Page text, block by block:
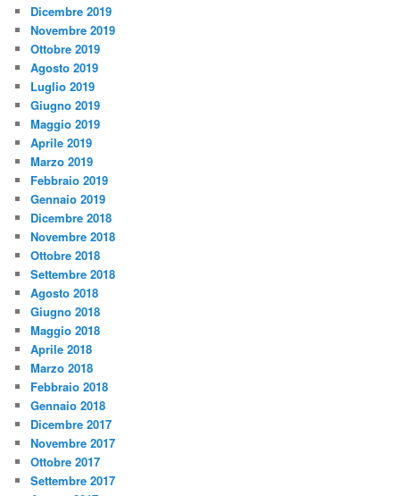
Dicembre 2019
Novembre 2019
Ottobre 2019
Agosto 2019
Luglio 2019
Giugno 2019
Maggio 2019
Aprile 2019
Marzo 2019
Febbraio 2019
Gennaio 2019
Dicembre 2018
Novembre 2018
Ottobre 2018
Settembre 2018
Agosto 2018
Giugno 2018
Maggio 2018
Aprile 2018
Marzo 2018
Febbraio 2018
Gennaio 2018
Dicembre 2017
Novembre 2017
Ottobre 2017
Settembre 2017